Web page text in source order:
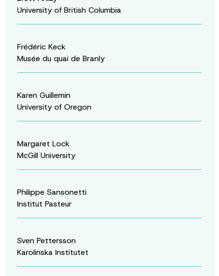
University of British Columbia
Frédéric Keck
Musée du quai de Branly
Karen Guillemin
University of Oregon
Margaret Lock
McGill University
Philippe Sansonetti
Institut Pasteur
Sven Pettersson
Karolinska Institutet